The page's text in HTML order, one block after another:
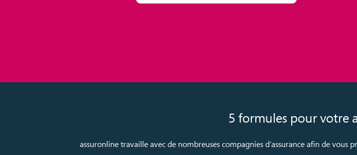
5 formules pour votre
assuronline travaille avec de nombreuses compagnies d’assurance afin de vous